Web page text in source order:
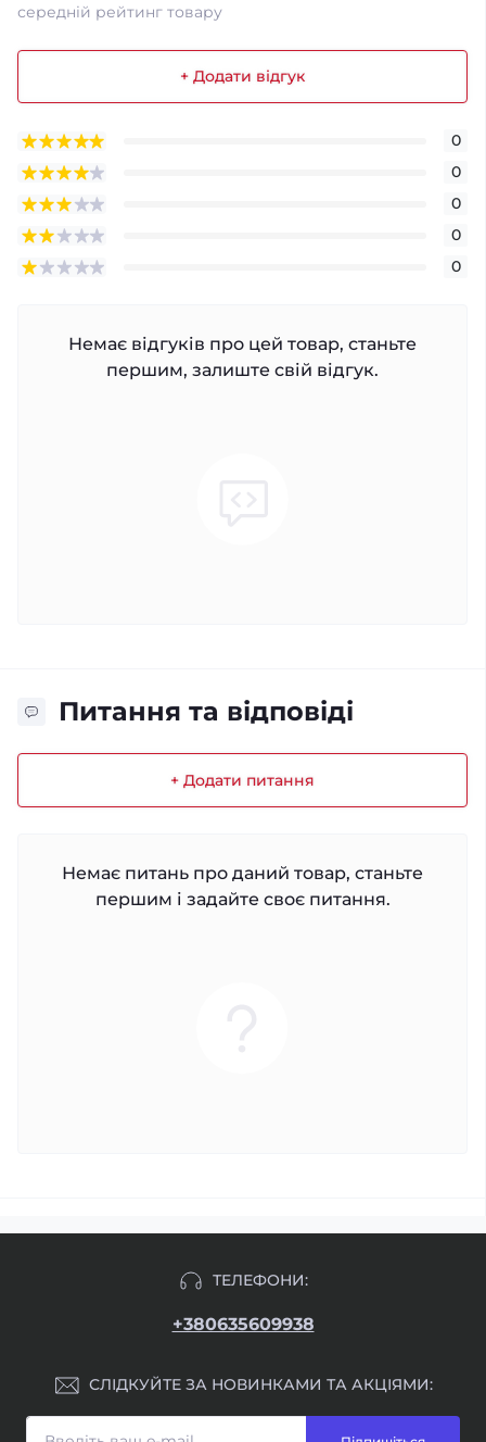
середній рейтинг товару
+ Додати відгук
0
0
0
0
0
Немає відгуків про цей товар, станьте
першим, залиште свій відгук.
Питання та відповіді
+ Додати питання
Немає питань про даний товар, станьте
першим і задайте своє питання.
ТЕЛЕФОНИ:
+380635609938
СЛІДКУЙТЕ ЗА НОВИНКАМИ ТА АКЦІЯМИ: